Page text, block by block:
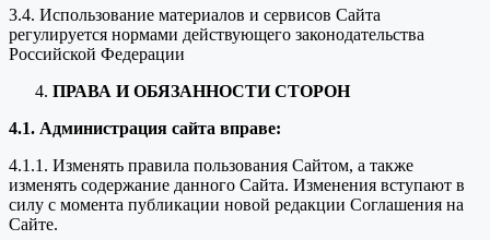
3.4. Использование материалов и сервисов Сайта
регулируется нормами действующего законодательства
Российской Федерации
ПРАВА И ОБЯЗАННОСТИ СТОРОН
4.1. Администрация сайта вправе:
4.1.1. Изменять правила пользования Сайтом, а также
изменять содержание данного Сайта. Изменения вступают в
силу с момента публикации новой редакции Соглашения на
Сайте.